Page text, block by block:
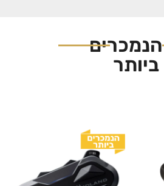
הנמכרים
ביותר